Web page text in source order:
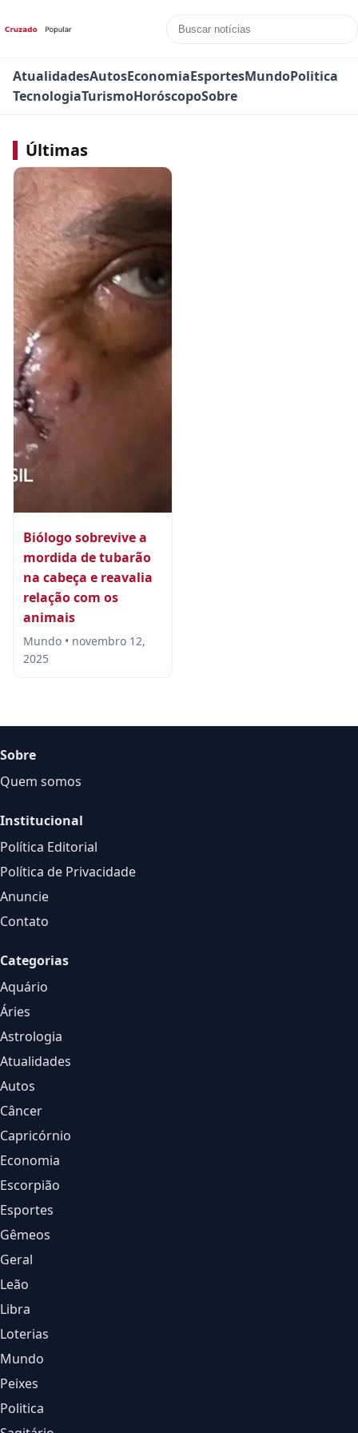
AtualidadesAutosEconomiaEsportesMundoPolitica
TecnologiaTurismoHoróscopoSobre
Últimas
Biólogo sobrevive a
mordida de tubarão
na cabeça e reavalia
relação com os
animais
Mundo • novembro 12,
2025
Sobre
Quem somos
Institucional
Política Editorial
Política de Privacidade
Anuncie
Contato
Categorias
Aquário
Áries
Astrologia
Atualidades
Autos
Câncer
Capricórnio
Economia
Escorpião
Esportes
Gêmeos
Geral
Leão
Libra
Loterias
Mundo
Peixes
Politica